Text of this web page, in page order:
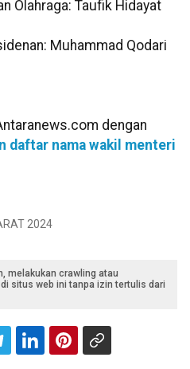
Olahraga: Taufik Hidayat
Muhammad Qodari
dengan
daftar nama wakil menteri
2024
melakukan crawling atau
situs web ini tanpa izin tertulis dari